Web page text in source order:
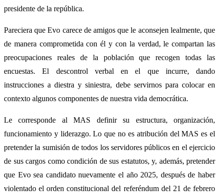
presidente de la república.
Pareciera que Evo carece de amigos que le aconsejen lealmente, que
de manera comprometida con él y con la verdad, le compartan las
preocupaciones reales de la población que recogen todas las
encuestas. El descontrol verbal en el que incurre, dando
instrucciones a diestra y siniestra, debe servirnos para colocar en
contexto algunos componentes de nuestra vida democrática.
Le corresponde al MAS definir su estructura, organización,
funcionamiento y liderazgo. Lo que no es atribución del MAS es el
pretender la sumisión de todos los servidores públicos en el ejercicio
de sus cargos como condición de sus estatutos, y, además, pretender
que Evo sea candidato nuevamente el año 2025, después de haber
violentado el orden constitucional del referéndum del 21 de febrero